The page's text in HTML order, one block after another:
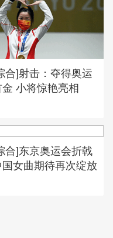
合]射击：夺得奥运
金 小将惊艳亮相
合]东京奥运会折戟
国女曲期待再次绽放